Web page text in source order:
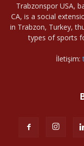
Trabzonspor USA,
CA, is a social
in Trabzon, Turkey,
types of sports
İletişim: